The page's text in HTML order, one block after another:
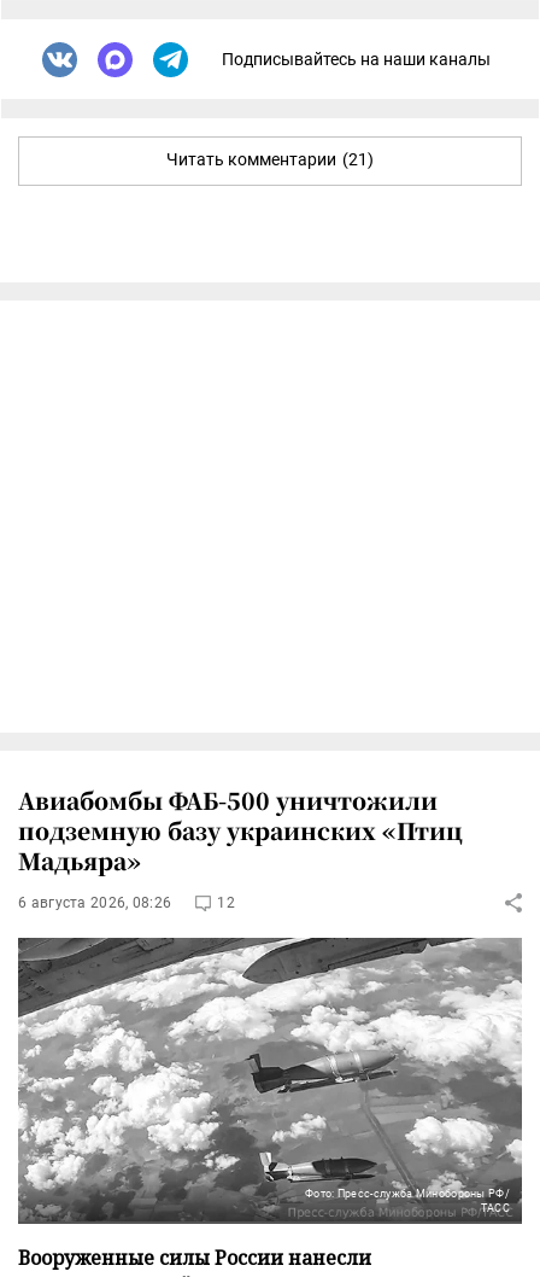
Подписывайтесь на наши каналы
Читать комментарии (21)
Авиабомбы ФАБ-500 уничтожили
подземную базу украинских «Птиц
Мадьяра»
6 августа 2026, 08:26 12
Фото: Пресс-служба Минобороны РФ/
ТАСС
Вооруженные силы России нанесли